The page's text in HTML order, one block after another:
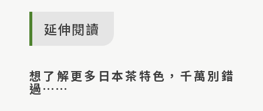
延伸閱讀
想了解更多日本茶特色，千萬別錯
過……